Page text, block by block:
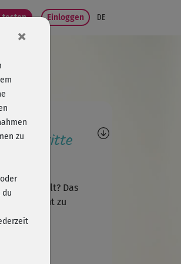
testen Einloggen DE
Das
ist nicht zu
×
zu
du